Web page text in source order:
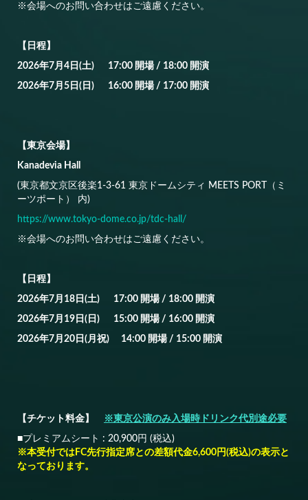
※会場へのお問い合わせはご遠慮ください。
【日程】
2026年7月4日(土) 17:00 開場 / 18:00 開演
2026年7月5日(日) 16:00 開場 / 17:00 開演
【東京会場】
Kanadevia Hall
(東京都文京区後楽1-3-61 東京ドームシティ MEETS PORT（ミ
ーツポート） 内)
https://www.tokyo-dome.co.jp/tdc-hall/
※会場へのお問い合わせはご遠慮ください。
【日程】
2026年7月18日(土) 17:00 開場 / 18:00 開演
2026年7月19日(日) 15:00 開場 / 16:00 開演
2026年7月20日(月祝) 14:00 開場 / 15:00 開演
【チケット料金】 ※東京公演のみ入場時ドリンク代別途必要
■プレミアムシート : 20,900円 (税込)
※本受付ではFC先行指定席との差額代金6,600円(税込)の表示と
なっております。